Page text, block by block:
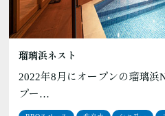
瑠璃浜ネスト
2022年8月にオープンの瑠璃浜
プー…